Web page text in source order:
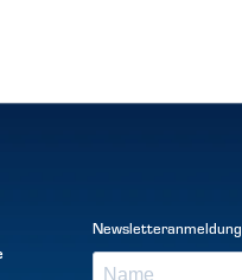
Newsletteranmeldung